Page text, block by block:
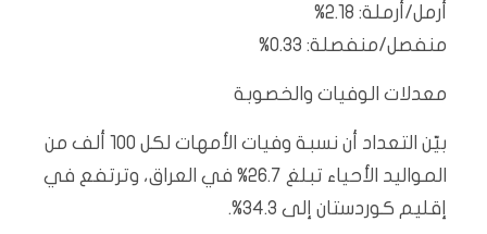
أرمل/أرملة: 2.18%
منفصل/منفصلة: 0.33%
معدلات الوفيات والخصوبة
بيّن التعداد أن نسبة وفيات الأمهات لكل 100 ألف من
المواليد الأحياء تبلغ 26.7% في العراق، وترتفع في
إقليم كوردستان إلى 34.3%.